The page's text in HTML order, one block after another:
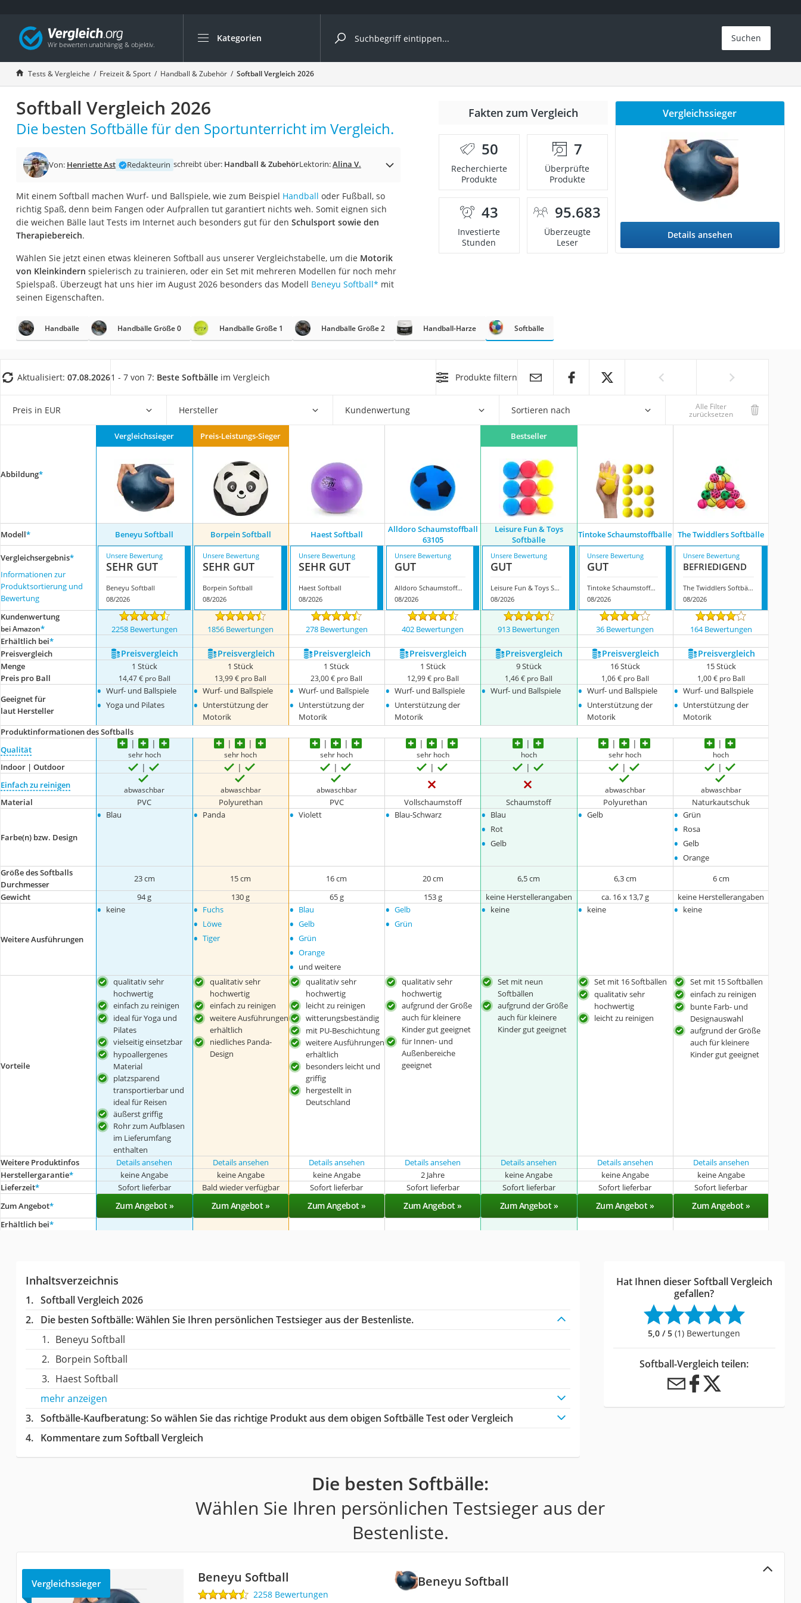
Kategorien
Die beliebtesten Vergleiche nach Kategorie
Freizeit & Sport
Gartentrampolin
Trampolin
Metalldetektor
Eufab-Fahrradträger
Trampolin 366 cm
Aluminium-Koffer
Futterboot
E-Bike-Dreirad
Trekkingschuhe Herren
Koffer
Faltschloss
Vibrationsplatte
Wanderschuhe Herren
Sicherheitsweste Reiten
Suchen
Tests & Vergleiche Freizeit & Sport Handball & Zubehör Softball Vergleich 2026
Softball Vergleich 2026
Die besten Softbälle für den Sportunterricht im Vergleich.
Von: Henriette Ast Redakteurin schreibt über: Handball & ZubehörLektorin:Alina V.
Mit einem Softball machen Wurf- und Ballspiele, wie zum Beispiel Handball oder Fußball, so
richtig Spaß, denn beim Fangen oder Aufprallen tut garantiert nichts weh. Somit eignen sich
die weichen Bälle laut Tests im Internet auch besonders gut für den Schulsport sowie den
Therapiebereich.
Wählen Sie jetzt einen etwas kleineren Softball aus unserer Vergleichstabelle, um die Motorik
von Kleinkindern spielerisch zu trainieren, oder ein Set mit mehreren Modellen für noch mehr
Spielspaß. Überzeugt hat uns hier im August 2026 besonders das Modell Beneyu Softball* mit
seinen Eigenschaften.
Fakten zum Vergleich
50
Recherchierte
Produkte
7
Überprüfte
Produkte
43
Investierte
Stunden
95.683
Überzeugte
Leser
Vergleichssieger
Details ansehen
Handbälle Handbälle Größe 0 Handbälle Größe 1 Handbälle Größe 2 Handball-Harze Softbälle
Aktualisiert: 07.08.20261 - 7 von 7: Beste Softbälle im Vergleich Produkte filtern
Preis in EUR Hersteller Kundenwertung Sortieren nach Alle Filter
zurücksetzen
Abbildung*
Vergleichssieger Preis-Leistungs-Sieger Bestseller
Modell* Beneyu Softball Borpein Softball Haest Softball
Alldoro Schaumstoffball
63105
Leisure Fun & Toys
Softbälle
Tintoke Schaumstoffbälle The Twiddlers Softbälle
Vergleichsergebnis*
Informationen zur
Produktsortierung und
Bewertung
Unsere Bewertung
SEHR GUT
Beneyu Softball
08/2026
Unsere Bewertung
SEHR GUT
Borpein Softball
08/2026
Unsere Bewertung
SEHR GUT
Haest Softball
08/2026
Unsere Bewertung
GUT
Alldoro Schaumstoffball 63105
08/2026
Unsere Bewertung
GUT
Leisure Fun & Toys Softbälle
08/2026
Unsere Bewertung
GUT
Tintoke Schaumstoffbälle
08/2026
Unsere Bewertung
BEFRIE­DI­GEND
The Twiddlers Softbälle
08/2026
Kundenwertung
bei Amazon* 2258 Bewertungen 1856 Bewertungen 278 Bewertungen 402 Bewertungen 913 Bewertungen 36 Bewertungen
164 Bewertungen
Erhältlich bei*
Preis­vergleich
Preis­vergleich Preis­vergleich Preis­vergleich Preis­vergleich Preis­vergleich Preis­vergleich Preis­vergleich
Menge
Preis pro Ball
1 Stück
14,47 € pro Ball
1 Stück
13,99 € pro Ball
1 Stück
23,00 € pro Ball
1 Stück
12,99 € pro Ball
9 Stück
1,46 € pro Ball
16 Stück
1,06 € pro Ball
15 Stück
1,00 € pro Ball
Geeignet für
laut Hersteller
• Wurf- und Ballspiele
• Yoga und Pilates
• Wurf- und Ballspiele
• Unterstützung der
Motorik
• Wurf- und Ballspiele
• Unterstützung der
Motorik
• Wurf- und Ballspiele
• Unterstützung der
Motorik
• Wurf- und Ballspiele • Wurf- und Ballspiele
• Unterstützung der
Motorik
• Wurf- und Ballspiele
• Unterstützung der
Motorik
Produktinformationen des Softballs
Qualität
sehr hoch sehr hoch sehr hoch sehr hoch hoch sehr hoch hoch
Indoor | Outdoor
Einfach zu reinigen
abwaschbar abwaschbar abwaschbar abwaschbar abwaschbar
Material PVC Polyurethan PVC Vollschaumstoff Schaumstoff Polyurethan Naturkautschuk
Farbe(n) bzw. Design
• Blau • Panda • Violett • Blau-Schwarz • Blau
• Rot
• Gelb
• Gelb • Grün
• Rosa
• Gelb
• Orange
Größe des Softballs
Durchmesser
23 cm 15 cm 16 cm 20 cm 6,5 cm 6,3 cm
6 cm
Gewicht
94 g 130 g 65 g 153 g keine Herstellerangaben ca. 16 x 13,7 g keine Herstellerangaben
Weitere Ausführungen
• keine • Fuchs
• Löwe
• Tiger
• Blau
• Gelb
• Grün
• Orange
• und weitere
• Gelb
• Grün
• keine • keine • keine
Vorteile
qualitativ sehr
hochwertig
einfach zu reinigen
ideal für Yoga und
Pilates
vielseitig einsetzbar
hypoallergenes
Material
platzsparend
transportierbar und
ideal für Reisen
äußerst griffig
Rohr zum Aufblasen
im Lieferumfang
enthalten
qualitativ sehr
hochwertig
einfach zu reinigen
weitere Ausführungen
erhältlich
niedliches Panda-
Design
qualitativ sehr
hochwertig
leicht zu reinigen
witterungsbeständig
mit PU-Beschichtung
weitere Ausführungen
erhältlich
besonders leicht und
griffig
hergestellt in
Deutschland
qualitativ sehr
hochwertig
aufgrund der Größe
auch für kleinere
Kinder gut geeignet
für Innen- und
Außenbereiche
geeignet
Set mit neun
Softbällen
aufgrund der Größe
auch für kleinere
Kinder gut geeignet
Set mit 16 Softbällen
qualitativ sehr
hochwertig
leicht zu reinigen
Set mit 15 Softbällen
einfach zu reinigen
bunte Farb- und
Designauswahl
aufgrund der Größe
auch für kleinere
Kinder gut geeignet
Weitere Produktinfos Details ansehen Details ansehen Details ansehen Details ansehen Details ansehen Details ansehen
Details ansehen
Herstellergarantie* keine Angabe keine Angabe keine Angabe 2 Jahre keine Angabe keine Angabe
keine Angabe
Lieferzeit* Sofort lieferbar Bald wieder verfügbar Sofort lieferbar Sofort lieferbar Sofort lieferbar Sofort lieferbar
Sofort lieferbar
Zum Angebot* Zum Angebot » Zum Angebot » Zum Angebot » Zum Angebot » Zum Angebot » Zum Angebot » Zum Angebot »
Erhältlich bei*
Inhaltsverzeichnis
Softball Vergleich 2026
Die besten Softbälle:Wählen Sie Ihren persönlichen Testsieger aus der Bestenliste.
Beneyu Softball
Borpein Softball
Haest Softball
mehr anzeigen
Softbälle-Kaufberatung: So wählen Sie das richtige Produkt aus dem obigen Softbälle Test oder Vergleich
Kommentare zum Softball Vergleich
Hat Ihnen dieser Softball Vergleich
gefallen?
5,0 / 5 (1) Bewertungen
Softball-Vergleich teilen:
Die besten Softbälle:
Wählen Sie Ihren persönlichen Testsieger aus der
Bestenliste.
Beneyu Softball
Vergleichssieger Beneyu Softball
2258 Bewertungen